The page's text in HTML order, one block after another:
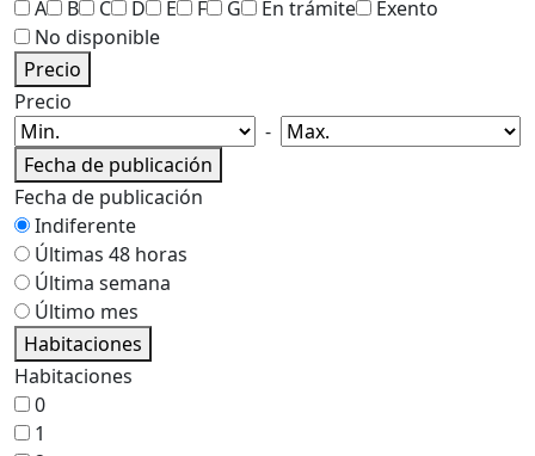
A
B C D E F G En trámite
Exento
No disponible
Precio
Precio
-
Fecha de publicación
Fecha de publicación
Indiferente
Últimas 48 horas
Última semana
Último mes
Habitaciones
Habitaciones
0
1